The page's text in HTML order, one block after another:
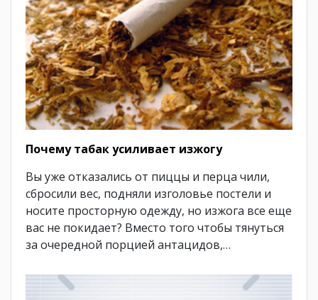
Почему табак усиливает изжогу
Вы уже отказались от пиццы и перца чили,
сбросили вес, подняли изголовье постели и
носите просторную одежду, но изжога все еще
вас не покидает? Вместо того чтобы тянуться
за очередной порцией антацидов,…